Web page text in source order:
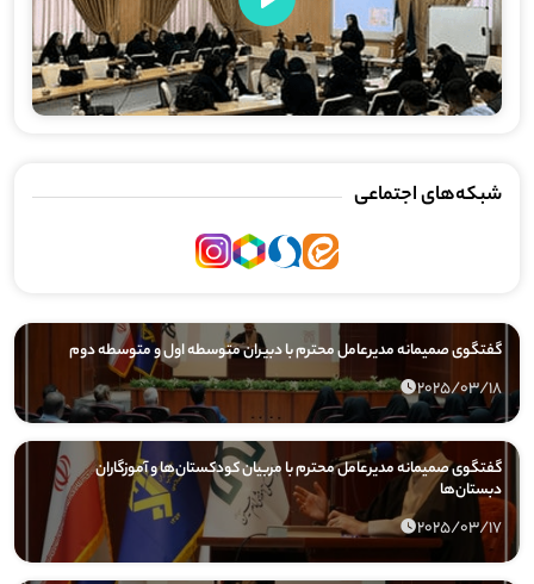
شبکه‌های اجتماعی
Play
گفتگوی صمیمانه مدیرعامل محترم با دبیران متوسطه اول و متوسطه دوم
2025/03/18
گفتگوی صمیمانه مدیرعامل محترم با مربیان کودکستان‌ها و آموزگاران
دبستان‌ها
2025/03/17